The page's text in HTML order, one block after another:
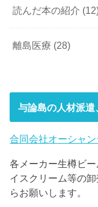
読んだ本の紹介
離島医療 (28)
与論島の人材派遣
合同会社オーシャ
各メーカー生樽ビ
イスクリーム等の
らお願いします。